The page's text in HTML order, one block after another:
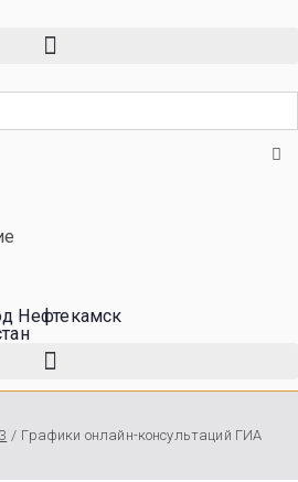
Нефтекамск
Графики онлайн-консультаций ГИА